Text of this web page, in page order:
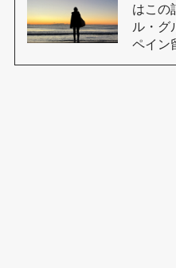
はこの
ル・グ
ペイン